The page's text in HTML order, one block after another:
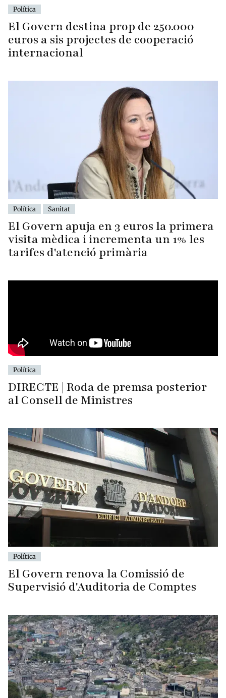
Política
El Govern destina prop de 250.000
euros a sis projectes de cooperació
internacional
Política Sanitat
El Govern apuja en 3 euros la primera
visita mèdica i incrementa un 1% les
tarifes d'atenció primària
Política
DIRECTE | Roda de premsa posterior
al Consell de Ministres
Política
El Govern renova la Comissió de
Supervisió d'Auditoria de Comptes